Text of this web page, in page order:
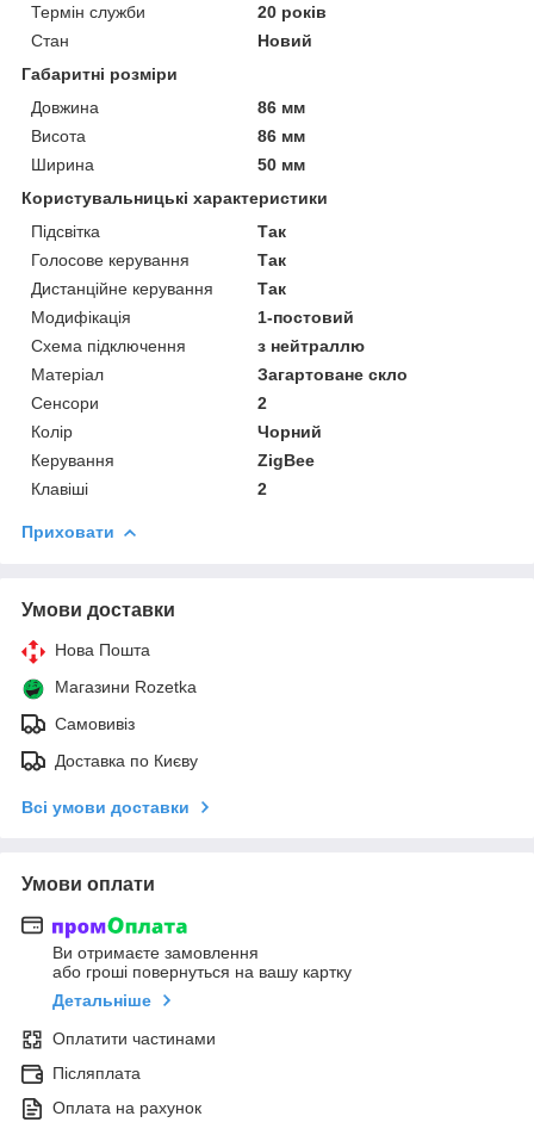
Термін служби
20 років
Стан
Новий
Габаритні розміри
Довжина
86 мм
Висота
86 мм
Ширина
50 мм
Користувальницькі характеристики
Підсвітка
Так
Голосове керування
Так
Дистанційне керування
Так
Модифікація
1-постовий
Схема підключення
з нейтраллю
Матеріал
Загартоване скло
Сенсори
2
Колір
Чорний
Керування
ZigBee
Клавіші
2
Приховати
Умови доставки
Нова Пошта
Магазини Rozetka
Самовивіз
Доставка по Києву
Всі умови доставки
Умови оплати
Ви отримаєте замовлення
або гроші повернуться на вашу картку
Детальніше
Оплатити частинами
Післяплата
Оплата на рахунок